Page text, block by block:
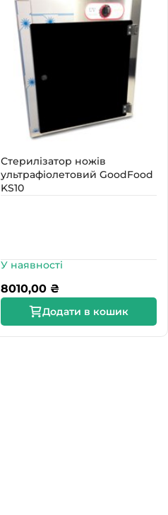
Стерилізатор ножів
ультрафіолетовий GoodFood
KS10
У наявності
8010,00 ₴
Додати в кошик